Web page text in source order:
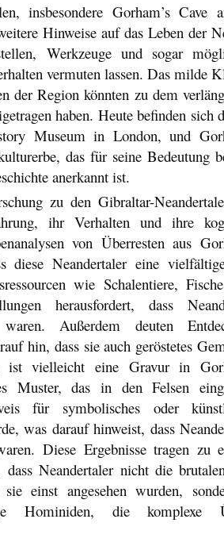
insbesondere Gorham’s Cave
Hinweise auf das Leben der
Werkzeuge und sogar
vermuten lassen. Das milde
der Region könnten zu dem
haben. Heute befinden sich
Museum in London, und
das für seine Bedeutung
anerkannt ist.
zu den Gibraltar-
ihr Verhalten und ihre
von Überresten aus
diese Neandertaler eine
wie Schalentiere,
herausfordert, dass
Außerdem deuten
hin, dass sie auch geröstetes
ist vielleicht eine Gravur in
Muster, das in den Felsen
für symbolisches oder
was darauf hinweist, dass
Diese Ergebnisse tragen zu
dass Neandertaler nicht die
einst angesehen wurden,
Hominiden, die komplexe